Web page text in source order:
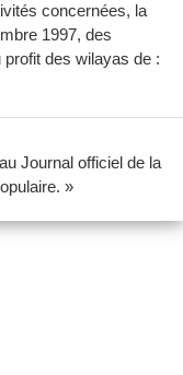
concernées, la
1997, des
des wilayas de :
Journal officiel de la
»